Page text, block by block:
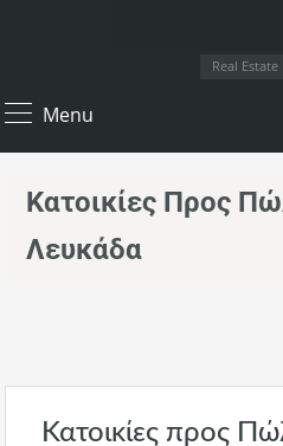
Real
Menu
Κατοικίες Προς
Λευκάδα
Κατοικίες προς